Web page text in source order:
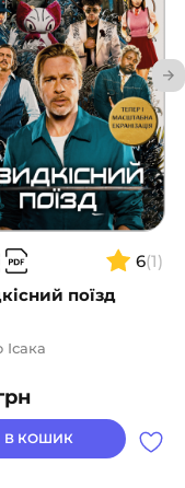
6(1)
поїзд
Ісака
В КОШИК